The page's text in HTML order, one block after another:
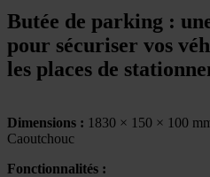
Butée de parking :
pour sécuriser vos
les places de
Dimensions : 1830 × 150 × 100
Caoutchouc
Fonctionnalités :